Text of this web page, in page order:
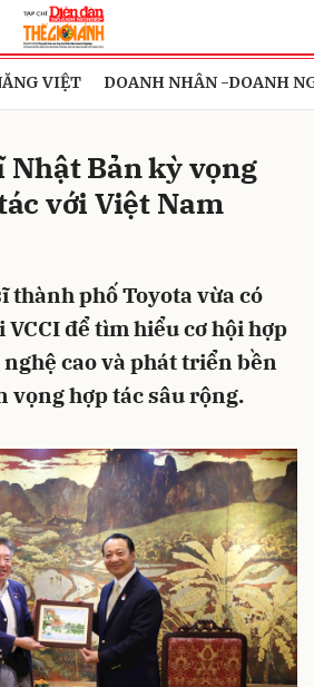
VIỆT DOANH NHÂN -DOANH
Bản kỳ vọng
với Việt Nam
thành phố Toyota vừa có
để tìm hiểu cơ hội hợp
cao và phát triển bền
vọng hợp tác sâu rộng.
Hủy Gửi